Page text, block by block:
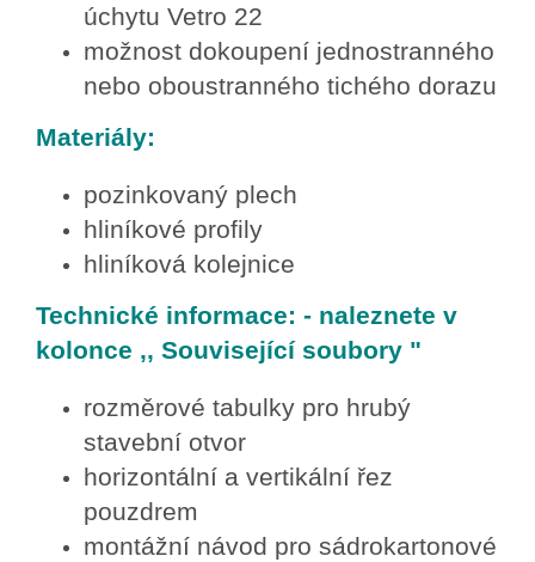
úchytu Vetro 22
možnost dokoupení jednostranného
nebo oboustranného tichého dorazu
Materiály:
pozinkovaný plech
hliníkové profily
hliníková kolejnice
Technické informace: - naleznete v
kolonce ,, Související soubory "
rozměrové tabulky pro hrubý
stavební otvor
horizontální a vertikální řez
pouzdrem
montážní návod pro sádrokartonové